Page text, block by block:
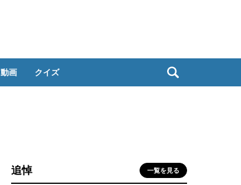
動画 クイズ
追悼 一覧を見る